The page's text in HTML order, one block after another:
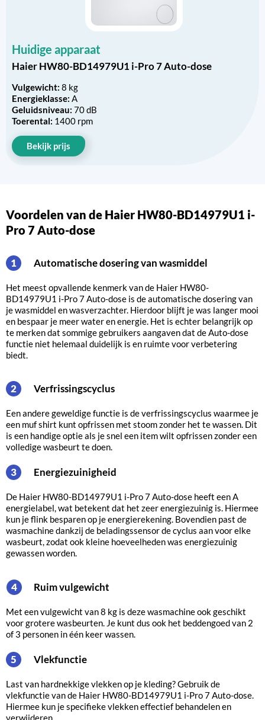
Huidige apparaat
Haier HW80-BD14979U1 i-Pro 7 Auto-dose
Vulgewicht: 8 kg
Energieklasse: A
Geluidsniveau: 70 dB
Toerental: 1400 rpm
Bekijk prijs
Voordelen van de Haier HW80-BD14979U1 i-
Pro 7 Auto-dose
1 Automatische dosering van wasmiddel
Het meest opvallende kenmerk van de Haier HW80-
BD14979U1 i-Pro 7 Auto-dose is de automatische dosering van
je wasmiddel en wasverzachter. Hierdoor blijft je was langer mooi
en bespaar je meer water en energie. Het is echter belangrijk op
te merken dat sommige gebruikers aangaven dat de Auto-dose
functie niet helemaal duidelijk is en ruimte voor verbetering
biedt.
2 Verfrissingscyclus
Een andere geweldige functie is de verfrissingscyclus waarmee je
een muf shirt kunt opfrissen met stoom zonder het te wassen. Dit
is een handige optie als je snel een item wilt opfrissen zonder een
volledige wasbeurt te doen.
3 Energiezuinigheid
De Haier HW80-BD14979U1 i-Pro 7 Auto-dose heeft een A
energielabel, wat betekent dat het zeer energiezuinig is. Hiermee
kun je flink besparen op je energierekening. Bovendien past de
wasmachine dankzij de beladingssensor de cyclus aan voor elke
wasbeurt, zodat ook kleine hoeveelheden was energiezuinig
gewassen worden.
4 Ruim vulgewicht
Met een vulgewicht van 8 kg is deze wasmachine ook geschikt
voor grotere wasbeurten. Je kunt dus ook het beddengoed van 2
of 3 personen in één keer wassen.
5 Vlekfunctie
Last van hardnekkige vlekken op je kleding? Gebruik de
vlekfunctie van de Haier HW80-BD14979U1 i-Pro 7 Auto-dose.
Hiermee kun je specifieke vlekken effectief behandelen en
verwijderen.